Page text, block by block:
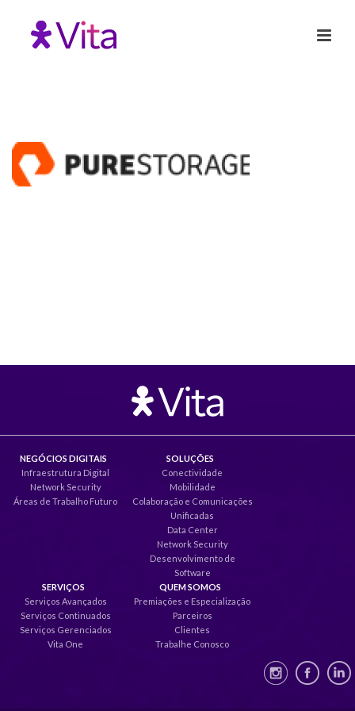
NEGÓCIOS DIGITAIS
Infraestrutura Digital
Network Security
Áreas de Trabalho Futuro
SOLUÇÕES
Conectividade
Mobilidade
Colaboração e Comunicações
Unificadas
Data Center
Network Security
Desenvolvimento de
Software
SERVIÇOS
Serviços Avançados
Serviços Continuados
Serviços Gerenciados
Vita One
QUEM SOMOS
Premiações e Especialização
Parceiros
Clientes
Trabalhe Conosco